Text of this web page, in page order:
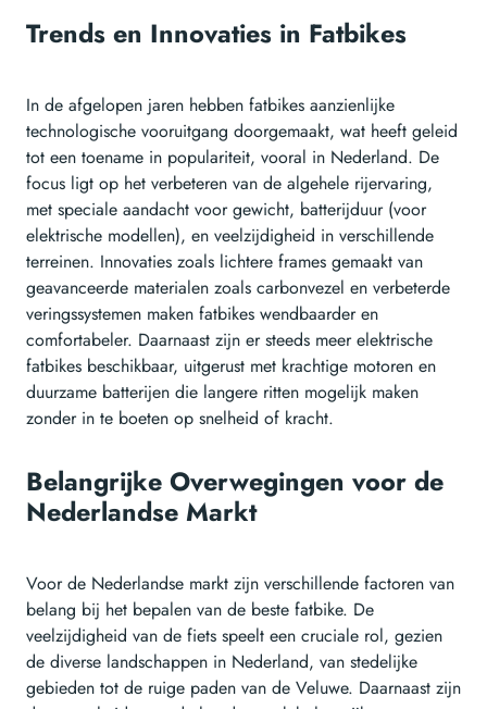
Trends en Innovaties in Fatbikes
In de afgelopen jaren hebben fatbikes aanzienlijke
technologische vooruitgang doorgemaakt, wat heeft geleid
tot een toename in populariteit, vooral in Nederland. De
focus ligt op het verbeteren van de algehele rijervaring,
met speciale aandacht voor gewicht, batterijduur (voor
elektrische modellen), en veelzijdigheid in verschillende
terreinen. Innovaties zoals lichtere frames gemaakt van
geavanceerde materialen zoals carbonvezel en verbeterde
veringssystemen maken fatbikes wendbaarder en
comfortabeler. Daarnaast zijn er steeds meer elektrische
fatbikes beschikbaar, uitgerust met krachtige motoren en
duurzame batterijen die langere ritten mogelijk maken
zonder in te boeten op snelheid of kracht.
Belangrijke Overwegingen voor de
Nederlandse Markt
Voor de Nederlandse markt zijn verschillende factoren van
belang bij het bepalen van de beste fatbike. De
veelzijdigheid van de fiets speelt een cruciale rol, gezien
de diverse landschappen in Nederland, van stedelijke
gebieden tot de ruige paden van de Veluwe. Daarnaast zijn